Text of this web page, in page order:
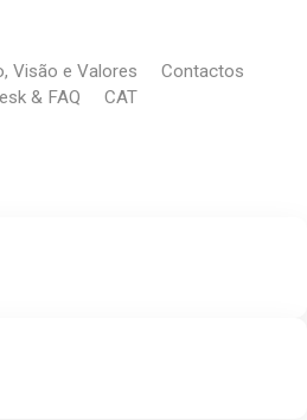
Visão e Valores
Contactos
& FAQ
CAT